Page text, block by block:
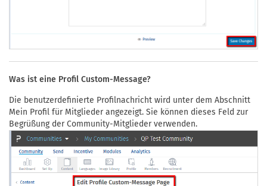
Was ist eine Profil Custom-Message?
Die benutzerdefinierte Profilnachricht wird unter dem Abschnitt
Mein Profil für Mitglieder angezeigt. Sie können dieses Feld zur
Begrüßung der Community-Mitglieder verwenden.